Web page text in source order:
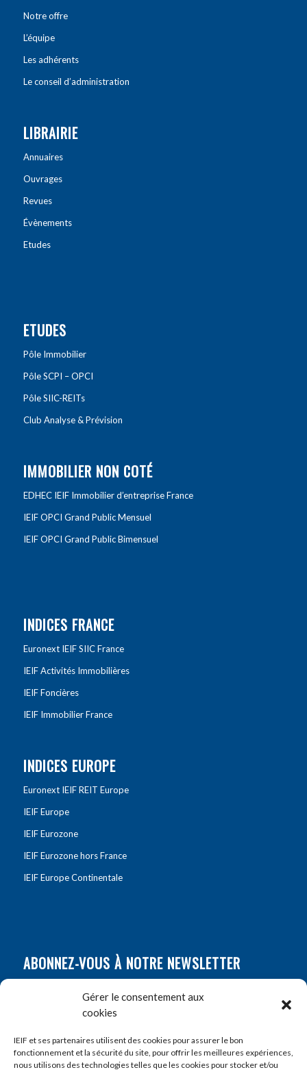
Gérer le consentement aux
cookies
IEIF et ses partenaires utilisent des cookies pour assurer le bon
fonctionnement et la sécurité du site, pour offrir les meilleures expériences,
nous utilisons des technologies telles que les cookies pour stocker et/ou
Notre offre
L’équipe
Les adhérents
Le conseil d’administration
LIBRAIRIE
Annuaires
Ouvrages
Revues
Évènements
Etudes
ETUDES
Pôle Immobilier
Pôle SCPI – OPCI
Pôle SIIC-REITs
Club Analyse & Prévision
IMMOBILIER NON COTÉ
EDHEC IEIF Immobilier d’entreprise France
IEIF OPCI Grand Public Mensuel
IEIF OPCI Grand Public Bimensuel
INDICES FRANCE
Euronext IEIF SIIC France
IEIF Activités Immobilières
IEIF Foncières
IEIF Immobilier France
INDICES EUROPE
Euronext IEIF REIT Europe
IEIF Europe
IEIF Eurozone
IEIF Eurozone hors France
IEIF Europe Continentale
ABONNEZ-VOUS À NOTRE NEWSLETTER
Prénom*